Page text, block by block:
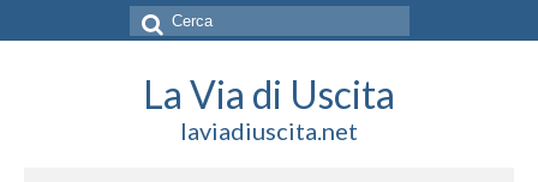
Cerca:
La Via di Uscita
laviadiuscita.net